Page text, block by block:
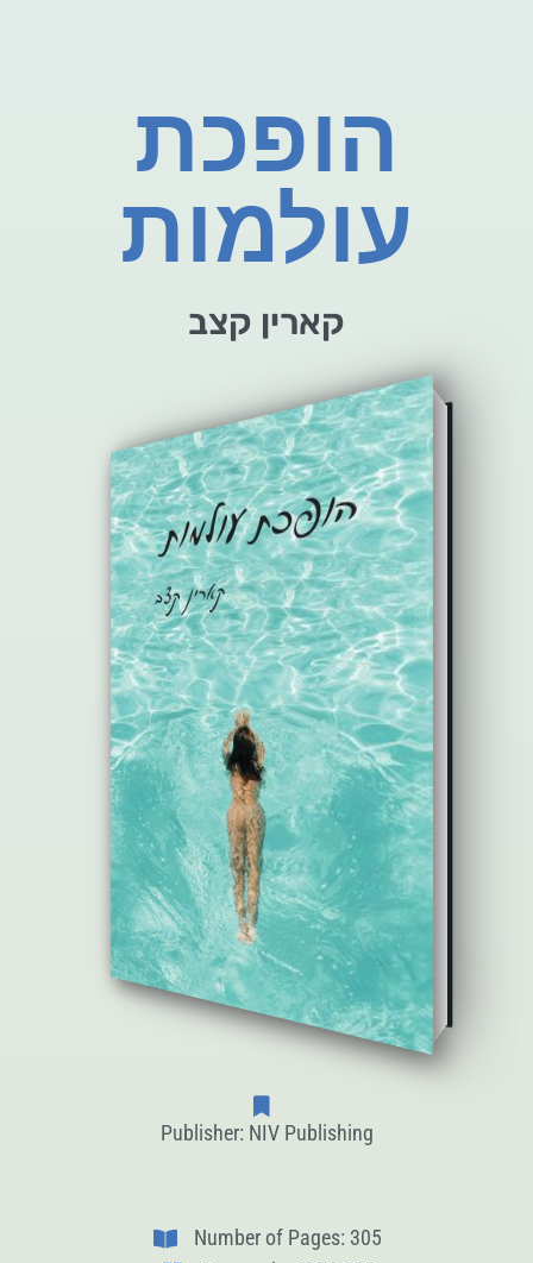
הופכת
עולמות
קארין קצב
Publisher: NIV Publishing
Number of Pages: 305